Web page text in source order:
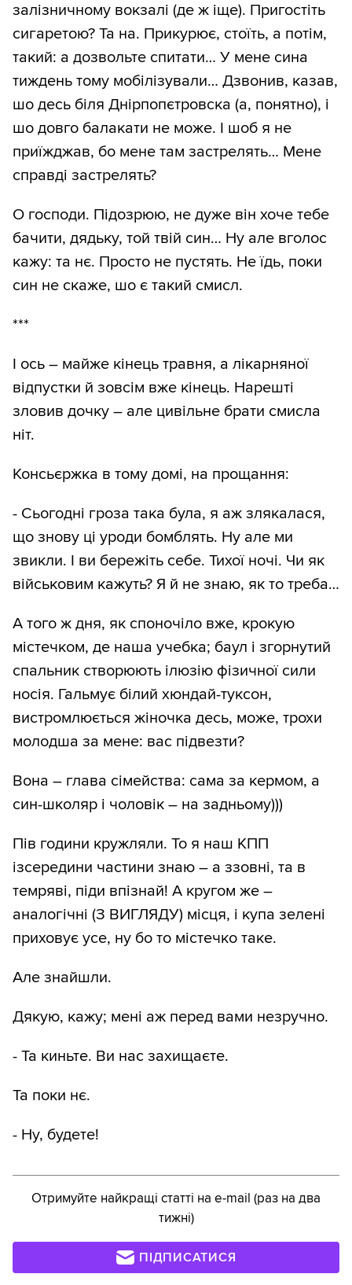
залізничному вокзалі (де ж іще). Пригостіть
сигаретою? Та на. Прикурює, стоїть, а потім,
такий: а дозвольте спитати… У мене сина
тиждень тому мобілізували… Дзвонив, казав,
шо десь біля Днірпопєтровска (а, понятно), і
шо довго балакати не може. І шоб я не
приїжджав, бо мене там застрелять… Мене
справді застрелять?
О господи. Підозрюю, не дуже він хоче тебе
бачити, дядьку, той твій син… Ну але вголос
кажу: та нє. Просто не пустять. Не їдь, поки
син не скаже, шо є такий смисл.
***
І ось – майже кінець травня, а лікарняної
відпустки й зовсім вже кінець. Нарешті
зловив дочку – але цивільне брати смисла
ніт.
Консьєржка в тому домі, на прощання:
- Сьогодні гроза така була, я аж злякалася,
що знову ці уроди бомблять. Ну але ми
звикли. І ви бережіть себе. Тихої ночі. Чи як
військовим кажуть? Я й не знаю, як то треба…
А того ж дня, як споночіло вже, крокую
містечком, де наша учебка; баул і згорнутий
спальник створюють ілюзію фізичної сили
носія. Гальмує білий хюндай-туксон,
вистромлюється жіночка десь, може, трохи
молодша за мене: вас підвезти?
Вона – глава сімейства: сама за кермом, а
син-школяр і чоловік – на задньому)))
Пів години кружляли. То я наш КПП
ізсередини частини знаю – а ззовні, та в
темряві, піди впізнай! А кругом же –
аналогічні (З ВИГЛЯДУ) місця, і купа зелені
приховує усе, ну бо то містечко таке.
Але знайшли.
Дякую, кажу; мені аж перед вами незручно.
- Та киньте. Ви нас захищаєте.
Та поки нє.
- Ну, будете!
Отримуйте найкращі статті на e-mail (раз на два
тижні)
ПІДПИСАТИСЯ